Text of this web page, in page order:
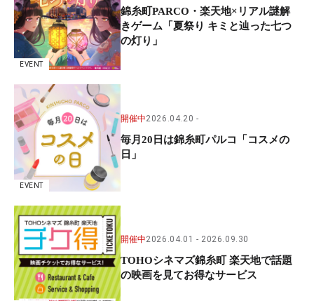
EVENT
錦糸町PARCO・楽天地×リアル謎解
きゲーム「夏祭り キミと辿った七つ
の灯り」
EVENT
開催中2026.04.20
毎月20日は錦糸町パルコ「コスメの
日」
開催中2026.04.01 2026.09.30
TOHOシネマズ錦糸町 楽天地で話題
の映画を見てお得なサービス